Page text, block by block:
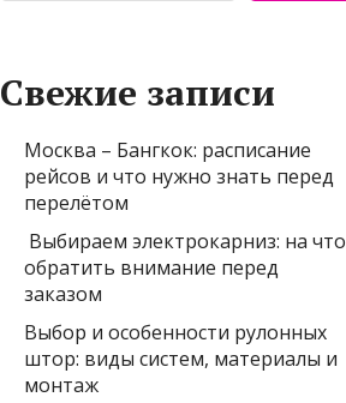
Свежие записи
Москва – Бангкок: расписание
рейсов и что нужно знать перед
перелётом
Выбираем электрокарниз: на что
обратить внимание перед
заказом
Выбор и особенности рулонных
штор: виды систем, материалы и
монтаж